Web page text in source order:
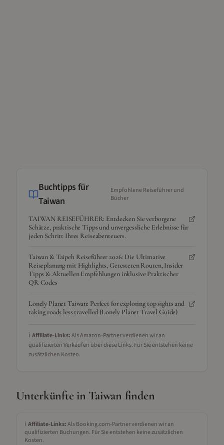
Buchtipps für
Taiwan
Empfohlene Reiseführer und
Bücher
TAIWAN REISEFÜHRER: Entdecken Sie verborgene
Schätze, praktische Tipps und unvergessliche Erlebnisse für
jeden Schritt Ihres Reiseabenteuers.
Taiwan & Taipeh Reiseführer 2026: Die Ultimative
Reiseplanung mit Highlights, Getesteten Routen, Insider
Tipps & Aktuellen Empfehlungen inklusive Praktischer
QR Codes
Lonely Planet Taiwan: Perfect for exploring top sights and
taking roads less travelled (Lonely Planet Travel Guide)
ℹ️ Affiliate-Links:Als Amazon-Partner verdienen wir an
qualifizierten Verkäufen über diese Links. Für Sie entstehen keine
zusätzlichen Kosten.
Unterkünfte in Taiwan finden
ℹ️ Affiliate-Links:Als Booking.com-Partner verdienen wir an
qualifizierten Buchungen. Für Sie entstehen keine zusätzlichen
Kosten.